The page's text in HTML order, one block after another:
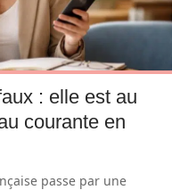
: elle est au
courante en
passe par une